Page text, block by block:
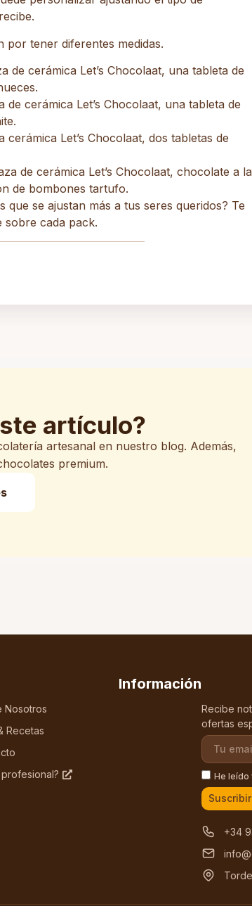
por tener diferentes medidas.
de cerámica Let’s Chocolaat, una tableta de
cerámica Let’s Chocolaat, una tableta de
Let’s Chocolaat, dos tabletas de
de cerámica Let’s Chocolaat, chocolate a la
de bombones tartufo.
se ajustan más a tus seres queridos? Te
sobre cada pack.
artículo?
artesanal en nuestro blog. Además,
premium.
Información
Nosotros
Recetas
profesional?
Recibe
ofertas
He leído
+34